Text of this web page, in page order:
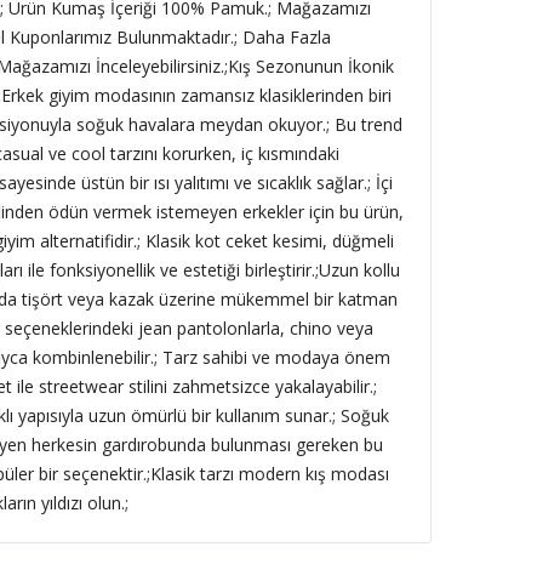
Kumaş İçeriği 100% Pamuk.; Mağazamızı
Bulunmaktadır.; Daha Fazla
İnceleyebilirsiniz.;Kış Sezonunun İkonik
giyim modasının zamansız klasiklerinden biri
soğuk havalara meydan okuyor.; Bu trend
ve cool tarzını korurken, iç kısmındaki
üstün bir ısı yalıtımı ve sıcaklık sağlar.; İçi
ödün vermek istemeyen erkekler için bu ürün,
giyim alternatifidir.; Klasik kot ceket kesimi, düğmeli
ile fonksiyonellik ve estetiği birleştirir.;Uzun kollu
tişört veya kazak üzerine mükemmel bir katman
seçeneklerindeki jean pantolonlarla, chino veya
kombinlenebilir.; Tarz sahibi ve modaya önem
ile streetwear stilini zahmetsizce yakalayabilir.;
yapısıyla uzun ömürlü bir kullanım sunar.; Soğuk
herkesin gardırobunda bulunması gereken bu
bir seçenektir.;Klasik tarzı modern kış modası
yıldızı olun.;